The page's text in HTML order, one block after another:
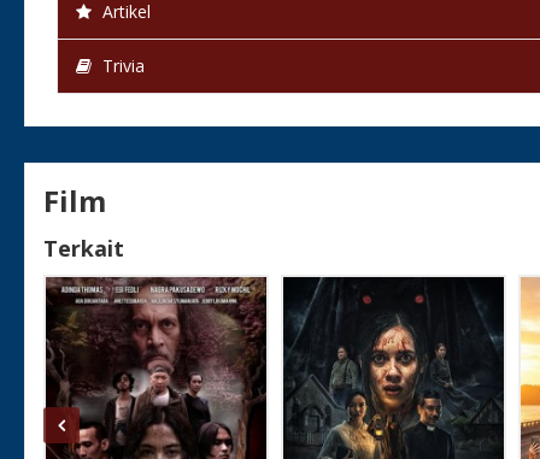
yang pernah ia ucapkan pada suatu sore di teras
sebagai manusia panggung yang luar biasa. Di
Slamet dalam lagu E...copot.. copot. Ibu dan anak
TVRI di zaman 80-an yang di sutradarai oleh Ali
Artikel
Trivia
Film
Terkait